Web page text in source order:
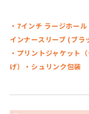
・7インチ ラージホー
インナースリーブ (ブラ
・プリントジャケット
げ）・シュリンク包装